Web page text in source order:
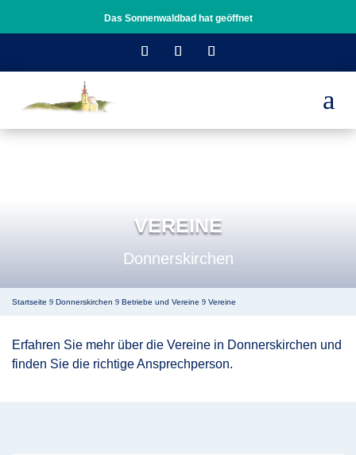
Das Sonnenwaldbad hat geöffnet
a
VEREINE
Donnerskirchen
Startseite 9 Donnerskirchen 9 Betriebe und Vereine 9 Vereine
Erfahren Sie mehr über die Vereine in Donnerskirchen und
finden Sie die richtige Ansprechperson.